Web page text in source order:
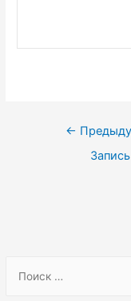
Навигация
←
Запись